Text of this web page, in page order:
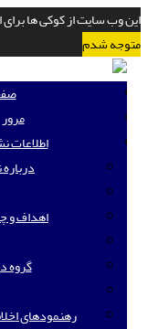
این وب سایت از کوکی ها برای
متوجه شدم
مرور
اطلاعات
اهداف و
گروه
رهنمودهای